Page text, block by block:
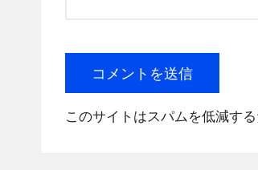
このサイトはスパムを低減す